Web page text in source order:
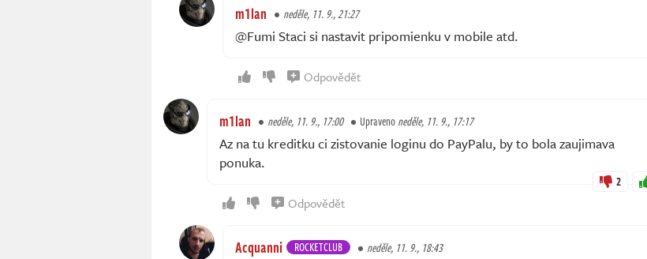
m1lan neděle, 11. 9., 21:27
@Fumi Staci si nastavit pripomienku v mobile atd.
Odpovědět
m1lan neděle, 11. 9., 17:00 Upravenoneděle, 11. 9., 17:17
Az na tu kreditku ci zistovanie loginu do PayPalu, by to bola zaujimava
ponuka.
2
Odpovědět
Acquanni ROCKETCLUB neděle, 11. 9., 18:43